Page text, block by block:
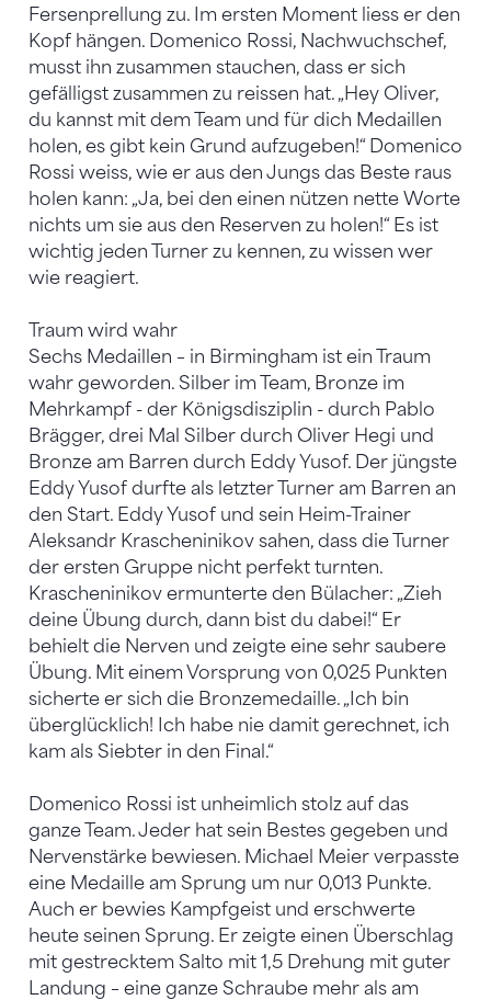
Fersenprellung zu. Im ersten Moment liess er den
Kopf hängen. Domenico Rossi, Nachwuchschef,
musst ihn zusammen stauchen, dass er sich
gefälligst zusammen zu reissen hat. „Hey Oliver,
du kannst mit dem Team und für dich Medaillen
holen, es gibt kein Grund aufzugeben!“ Domenico
Rossi weiss, wie er aus den Jungs das Beste raus
holen kann: „Ja, bei den einen nützen nette Worte
nichts um sie aus den Reserven zu holen!“ Es ist
wichtig jeden Turner zu kennen, zu wissen wer
wie reagiert.
Traum wird wahr
Sechs Medaillen – in Birmingham ist ein Traum
wahr geworden. Silber im Team, Bronze im
Mehrkampf - der Königsdisziplin - durch Pablo
Brägger, drei Mal Silber durch Oliver Hegi und
Bronze am Barren durch Eddy Yusof. Der jüngste
Eddy Yusof durfte als letzter Turner am Barren an
den Start. Eddy Yusof und sein Heim-Trainer
Aleksandr Krascheninikov sahen, dass die Turner
der ersten Gruppe nicht perfekt turnten.
Krascheninikov ermunterte den Bülacher: „Zieh
deine Übung durch, dann bist du dabei!“ Er
behielt die Nerven und zeigte eine sehr saubere
Übung. Mit einem Vorsprung von 0,025 Punkten
sicherte er sich die Bronzemedaille. „Ich bin
überglücklich! Ich habe nie damit gerechnet, ich
kam als Siebter in den Final.“
Domenico Rossi ist unheimlich stolz auf das
ganze Team. Jeder hat sein Bestes gegeben und
Nervenstärke bewiesen. Michael Meier verpasste
eine Medaille am Sprung um nur 0,013 Punkte.
Auch er bewies Kampfgeist und erschwerte
heute seinen Sprung. Er zeigte einen Überschlag
mit gestrecktem Salto mit 1,5 Drehung mit guter
Landung – eine ganze Schraube mehr als am